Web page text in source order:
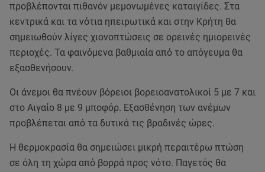
προβλέπονται πιθανόν μεμονωμένες καταιγίδες. Στα
κεντρικά και τα νότια ηπειρωτικά και στην Κρήτη θα
σημειωθούν λίγες χιονοπτώσεις σε ορεινές ημιορεινές
περιοχές. Τα φαινόμενα βαθμιαία από το απόγευμα θα
εξασθενήσουν.
Οι άνεμοι θα πνέουν βόρειοι βορειοανατολικοί 5 με 7 και
στο Αιγαίο 8 με 9 μποφόρ. Εξασθένηση των ανέμων
προβλέπεται από τα δυτικά τις βραδινές ώρες.
Η θερμοκρασία θα σημειώσει μικρή περαιτέρω πτώση
σε όλη τη χώρα από βορρά προς νότο. Παγετός θα